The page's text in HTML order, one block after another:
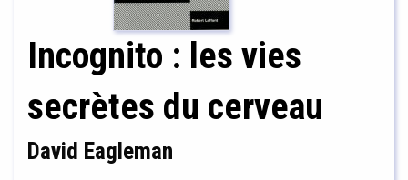
Incognito : les vies
secrètes du cerveau
David Eagleman